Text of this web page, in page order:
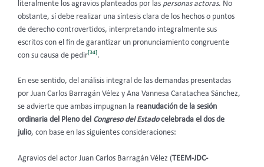
literalmente los agravios planteados por las personas actoras. No
obstante, sí debe realizar una síntesis clara de los hechos o puntos
de derecho controvertidos, interpretando integralmente sus
escritos con el fin de garantizar un pronunciamiento congruente
con su causa de pedir [34] .
En ese sentido, del análisis integral de las demandas presentadas
por Juan Carlos Barragán Vélez y Ana Vannesa Caratachea Sánchez,
se advierte que ambas impugnan la reanudación de la sesión
ordinaria del Pleno del Congreso del Estadocelebrada el dos de
julio, con base en las siguientes consideraciones:
Agravios del actor Juan Carlos Barragán Vélez ( TEEM-JDC-